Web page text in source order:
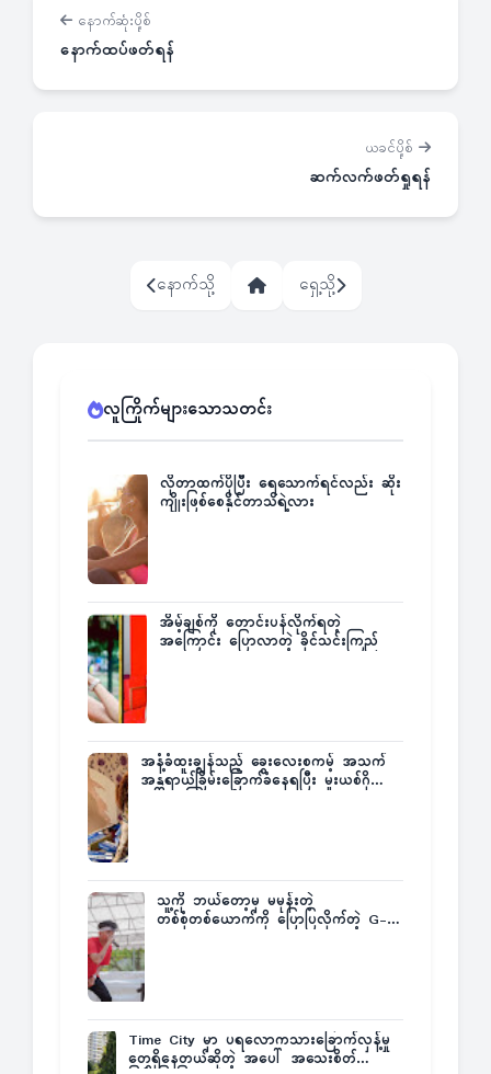
နောက်ဆုံးပို့စ်
နောက်ထပ်ဖတ်ရန်
ယခင်ပို့စ်
ဆက်လက်ဖတ်ရှုရန်
နောက်သို့ ရှေ့သို့
လူကြိုက်များသောသတင်း
လိုတာထက်ပိုပြီး ရေသောက်ရင်လည်း ဆိုး
ကျိုးဖြစ်စေနိုင်တာသိရဲ့လား
အိမ့်ချစ်ကို တောင်းပန်လိုက်ရတဲ့
အကြောင်း ပြောလာတဲ့ ခိုင်သင်းကြည်
အနံ့ခံထူးချွန်သည့် ခွေးလေးစကမ့် အသက်
အန္တရာယ်ခြိမ်းခြောက်ခံနေရပြီး မူးယစ်ဂိုဏ်း
သူ့ကို ဘယ်တော့မှ မမုန်းတဲ့
တစ်စုံတစ်ယောက်ကို ပြောပြလိုက်တဲ့ G-
Time City မှာ ပရလောကသားခြောက်လှန့်မှု
တွေရှိနေတယ်ဆိုတဲ့ အပေါ် အသေးစိတ်